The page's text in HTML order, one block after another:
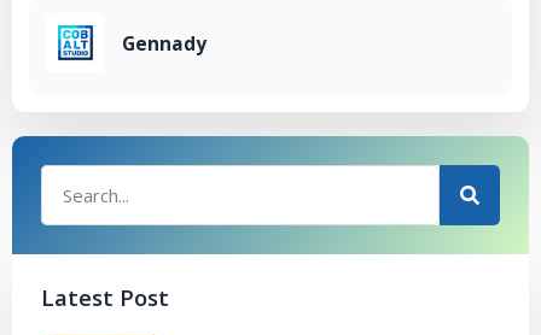
Gennady
Latest Post